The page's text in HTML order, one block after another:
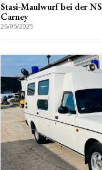
Stasi-Maulwurf bei der
Carney
26/05/2025